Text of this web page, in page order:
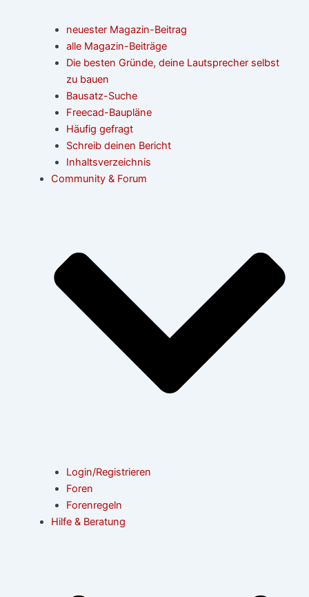
neuester Magazin-Beitrag
alle Magazin-Beiträge
Die besten Gründe, deine Lautsprecher selbst
zu bauen
Bausatz-Suche
Freecad-Baupläne
Häufig gefragt
Schreib deinen Bericht
Inhaltsverzeichnis
Community & Forum
Login/Registrieren
Foren
Forenregeln
Hilfe & Beratung